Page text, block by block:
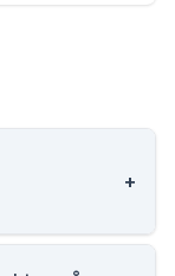
+
hvilket gør